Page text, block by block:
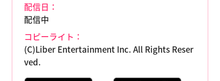
配信日：
配信中
コピーライト：
(C)Liber Entertainment Inc. All Rights Reser
ved.